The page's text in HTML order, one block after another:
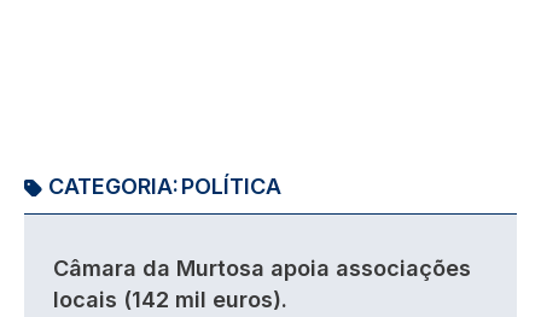
CATEGORIA:POLÍTICA
Câmara da Murtosa apoia associações
locais (142 mil euros).